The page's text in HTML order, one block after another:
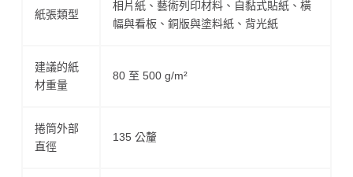
紙張類型
相片紙、藝術列印材料、自黏式貼紙、橫
幅與看板、銅版與塗料紙、背光紙
建議的紙
材重量
80 至 500 g/m²
捲筒外部
直徑
135 公釐